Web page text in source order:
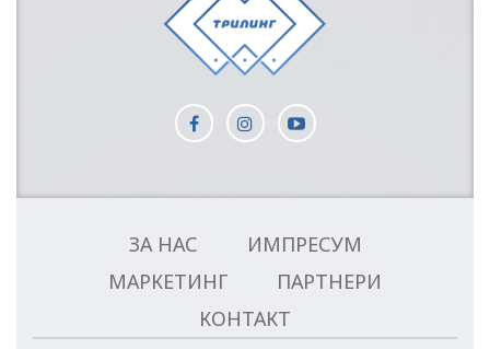
ЗА НАС
ИМПРЕСУМ
МАРКЕТИНГ
ПАРТНЕРИ
КОНТАКТ